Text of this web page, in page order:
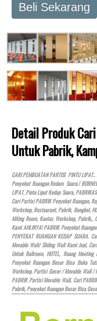
Beli Sekarang
Detail Produk
Untuk Pabrik,
CARI PEMBUATAN PARTISI PINTU
Penyekat Ruangan Redam Suara.!
LIPAT, Pintu Lipat Kedap Suara,
Cari Partisi PABRIK Penyekat Ruangan,
Workshop, Restaurant, Pabrik, Bengkel,
Miting Room, Kantor, Workshop, Pabrik,,
Kami AHLINYA! PABRIK Penyekat
PENYEKAT RUANGAN KEDAP
Movable Wall/ Sliding Wall Kami Jual,
Untuk Ballroom,HOTEL, Ruang Meeting
Penyekat Ruangan Besar Bisa Buka
Workshop, Partisi Geser / Movable Wall /
PABRIK Partisi Movable Wall, Cari
Pabrik, Penyekat Ruangan Besar Bisa